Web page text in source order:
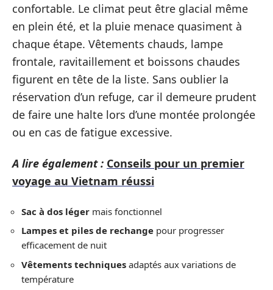
confortable. Le climat peut être glacial même
en plein été, et la pluie menace quasiment à
chaque étape. Vêtements chauds, lampe
frontale, ravitaillement et boissons chaudes
figurent en tête de la liste. Sans oublier la
réservation d’un refuge, car il demeure prudent
de faire une halte lors d’une montée prolongée
ou en cas de fatigue excessive.
A lire également : Conseils pour un premier
voyage au Vietnam réussi
Sac à dos léger mais fonctionnel
Lampes et piles de rechange pour progresser
efficacement de nuit
Vêtements techniques adaptés aux variations de
température